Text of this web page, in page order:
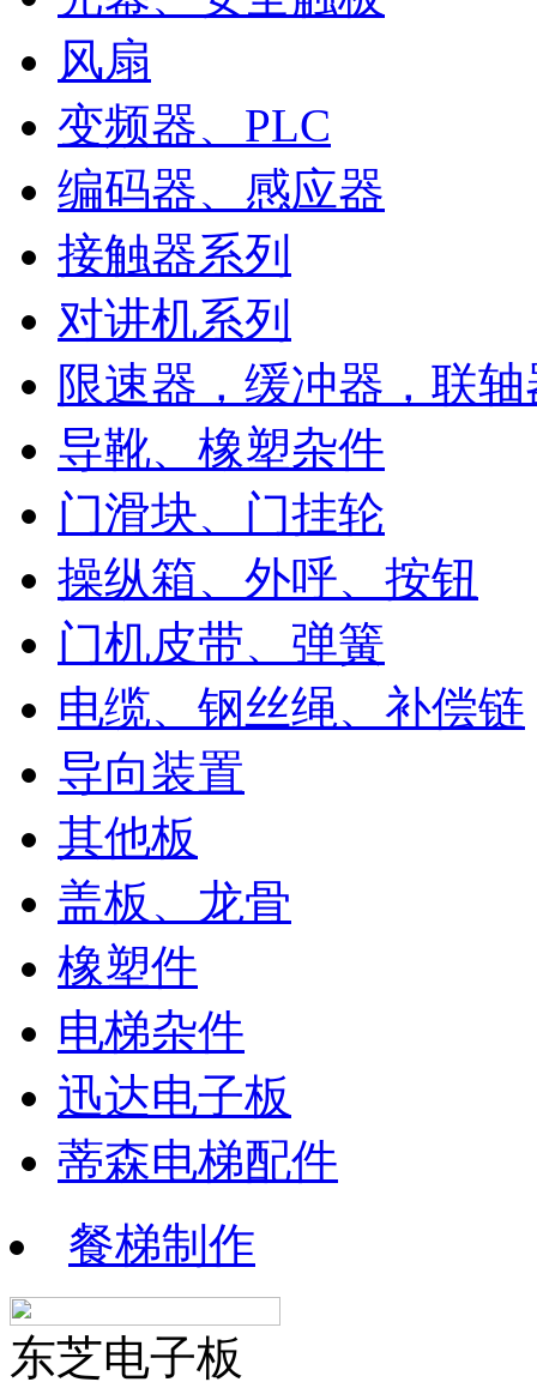
风扇
变频器、PLC
编码器、感应器
接触器系列
对讲机系列
限速器，缓冲器，联轴
导靴、橡塑杂件
门滑块、门挂轮
操纵箱、外呼、按钮
门机皮带、弹簧
电缆、钢丝绳、补偿链
导向装置
其他板
盖板、龙骨
橡塑件
电梯杂件
迅达电子板
蒂森电梯配件
餐梯制作
东芝电子板